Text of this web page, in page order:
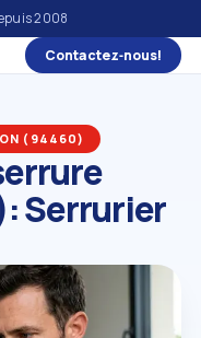
2008
Contactez‑nous!
(94460)
Serrurier